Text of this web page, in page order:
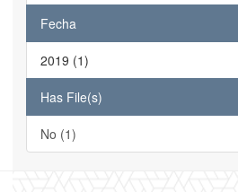
Fecha
2019 (1)
Has File(s)
No (1)